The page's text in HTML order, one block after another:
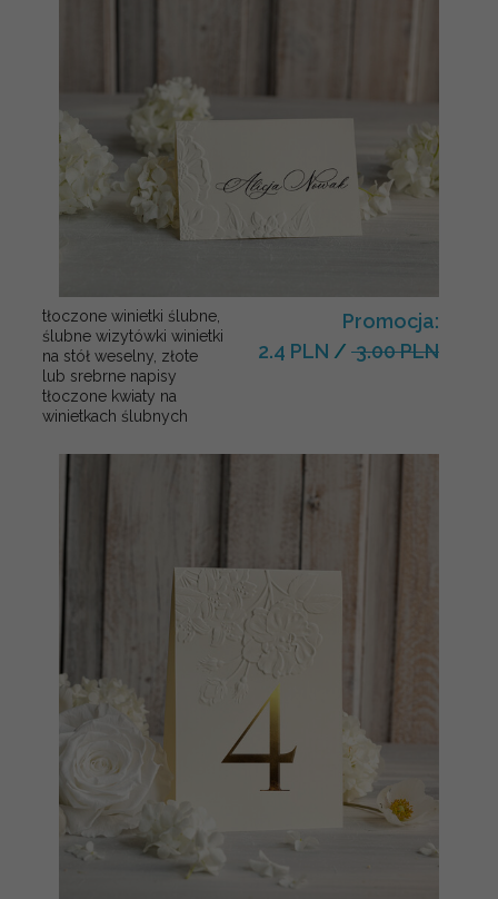
tłoczone winietki ślubne,
ślubne wizytówki winietki
na stół weselny, złote
lub srebrne napisy
tłoczone kwiaty na
winietkach ślubnych
Promocja:
2.4 PLN / 3.00 PLN